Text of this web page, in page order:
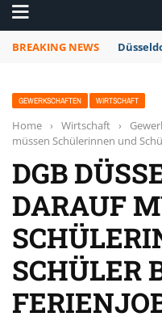
BREAKING NEWS
GEWERKSCHAFTEN WIRTSCHAFT
Home › Wirtschaft ›
müssen Schülerinnen und
DGB
DARAUF
SCHÜLER